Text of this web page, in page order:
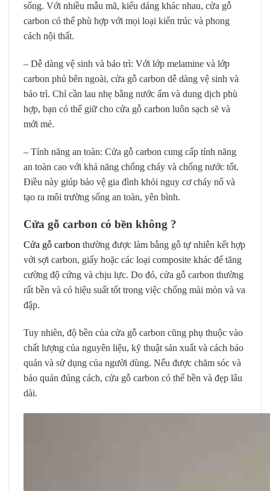
sống. Với nhiều mẫu mã, kiểu dáng khác nhau, cửa gỗ
carbon có thể phù hợp với mọi loại kiến trúc và phong
cách nội thất.
– Dễ dàng vệ sinh và bảo trì: Với lớp melamine và lớp
carbon phủ bên ngoài, cửa gỗ carbon dễ dàng vệ sinh và
bảo trì. Chỉ cần lau nhẹ bằng nước ấm và dung dịch phù
hợp, bạn có thể giữ cho cửa gỗ carbon luôn sạch sẽ và
mới mẻ.
– Tính năng an toàn: Cửa gỗ carbon cung cấp tính năng
an toàn cao với khả năng chống cháy và chống nước tốt.
Điều này giúp bảo vệ gia đình khỏi nguy cơ cháy nổ và
tạo ra môi trường sống an toàn, yên bình.
Cửa gỗ carbon có bền không ?
Cửa gỗ carbon thường được làm bằng gỗ tự nhiên kết hợp
với sợi carbon, giấy hoặc các loại composite khác để tăng
cường độ cứng và chịu lực. Do đó, cửa gỗ carbon thường
rất bền và có hiệu suất tốt trong việc chống mài mòn và va
đập.
Tuy nhiên, độ bền của cửa gỗ carbon cũng phụ thuộc vào
chất lượng của nguyên liệu, kỹ thuật sản xuất và cách bảo
quản và sử dụng của người dùng. Nếu được chăm sóc và
bảo quản đúng cách, cửa gỗ carbon có thể bền và đẹp lâu
dài.